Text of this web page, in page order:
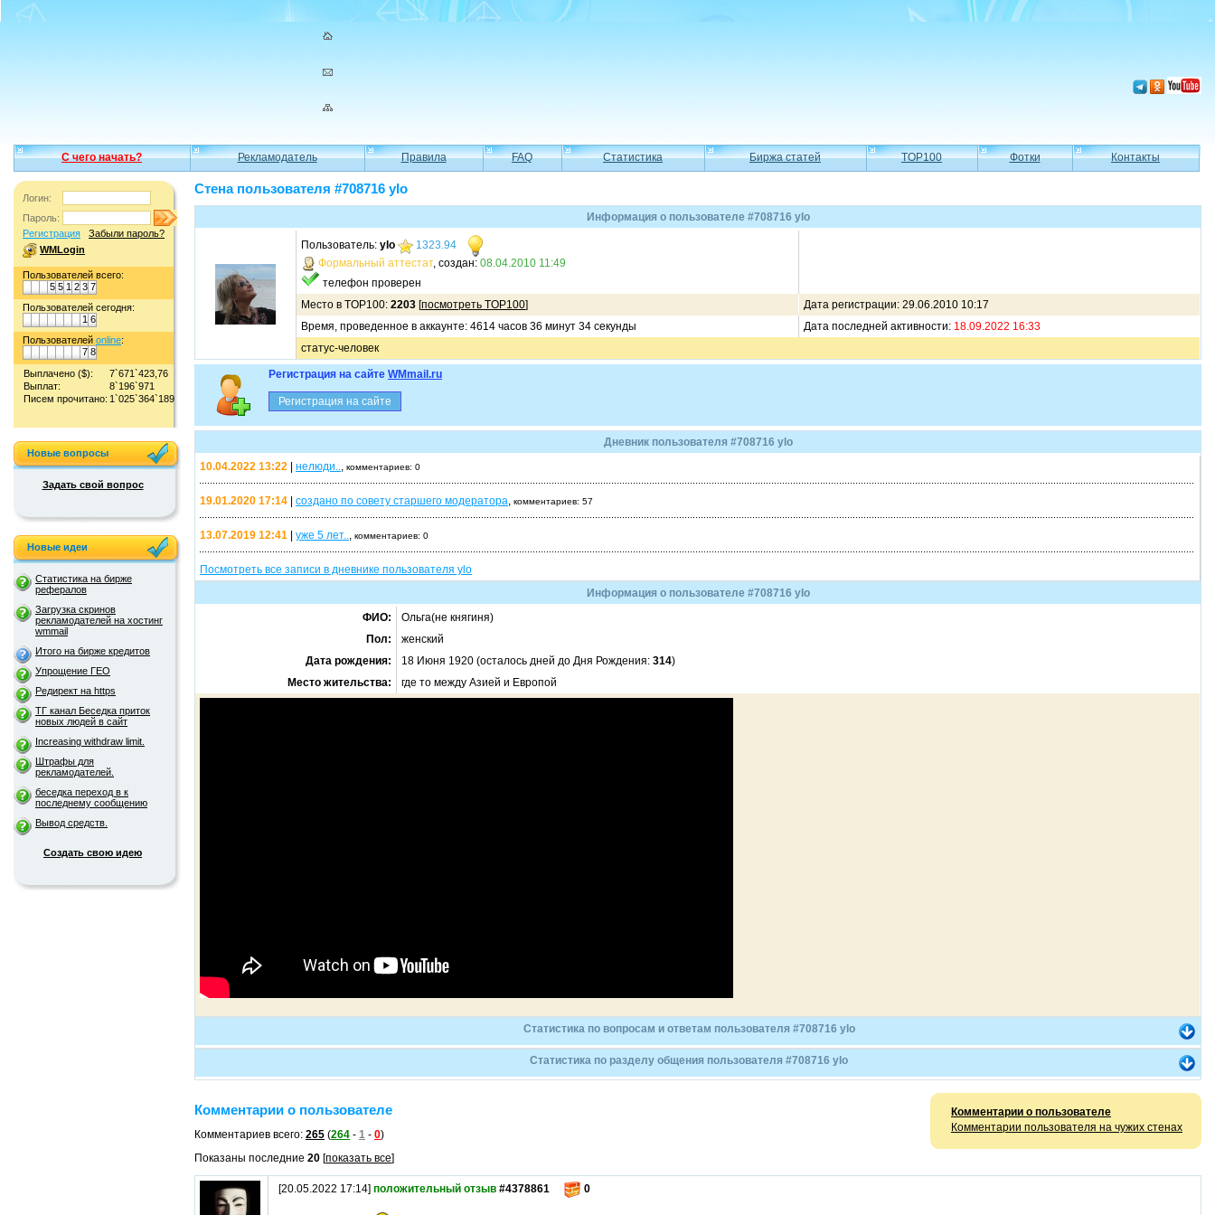
С чего начать? Рекламодатель Правила FAQ Статистика Биржа статей TOP100 Фотки Контакты
Логин:
Пароль:
Регистрация
Забыли пароль?
WMLogin
Пользователей всего:
5 5 1 2 3 7
Пользователей сегодня:
1 6
Пользователей online:
7 8
Выплачено ($):
7`671`423,76
Выплат:
8`196`971
Писем прочитано: 1`025`364`189
Новые вопросы
Задать свой вопрос
Новые идеи
Статистика на бирже
рефералов
Загрузка скринов
рекламодателей на хостинг
wmmail
Итого на бирже кредитов
Упрощение ГЕО
Редирект на https
ТГ канал Беседка приток
новых людей в сайт
Increasing withdraw limit.
Штрафы для
рекламодателей.
беседка переход в к
последнему сообщению
Вывод средств.
Создать свою идею
Стена пользователя #708716 ylo
Информация о пользователе #708716 ylo
Пользователь: ylo
1323.94
Формальный аттестат, создан: 08.04.2010 11:49
телефон проверен
Место в TOP100: 2203 [посмотреть TOP100]
Дата регистрации: 29.06.2010 10:17
Время, проведенное в аккаунте: 4614 часов 36 минут 34 секунды
Дата последней активности: 18.09.2022 16:33
статус-человек
Регистрация на сайте WMmail.ru
Дневник пользователя #708716 ylo
10.04.2022 13:22
нелюди.., комментариев: 0
19.01.2020 17:14 создано по совету старшего модератора, комментариев: 57
13.07.2019 12:41 уже 5 лет.., комментариев: 0
Посмотреть все записи в дневнике пользователя ylo
Информация о пользователе #708716 ylo
ФИО:
Ольга(не княгиня)
Пол:
женский
Дата рождения:
18 Июня 1920 (осталось дней до Дня Рождения: 314)
Место жительства:
где то между Азией и Европой
Статистика по вопросам и ответам пользователя #708716 ylo
Статистика по разделу общения пользователя #708716 ylo
Комментарии о пользователе
Комментарии пользователя на чужих стенах
Комментарии о пользователе
Комментариев всего: 265 (264 - 1 - 0)
Показаны последние 20 [показать все]
[20.05.2022 17:14] положительный отзыв #4378861 0